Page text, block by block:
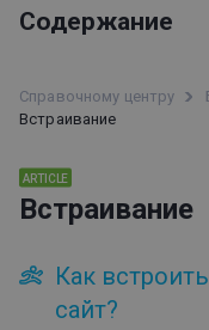
Содержание
Первые шаги
Счета-
Функции
Интеграции
Лента событий
Справочному центру
Встраивание
ARTICLE
Встраивание
Как
сайт?